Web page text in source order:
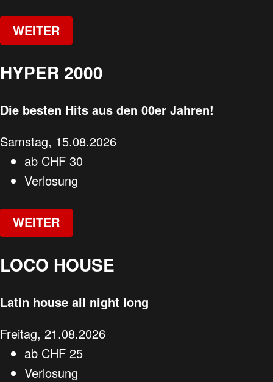
WEITER
HYPER 2000
Die besten Hits aus den 00er Jahren!
Samstag, 15.08.2026
ab CHF 30
Verlosung
WEITER
LOCO HOUSE
Latin house all night long
Freitag, 21.08.2026
ab CHF 25
Verlosung